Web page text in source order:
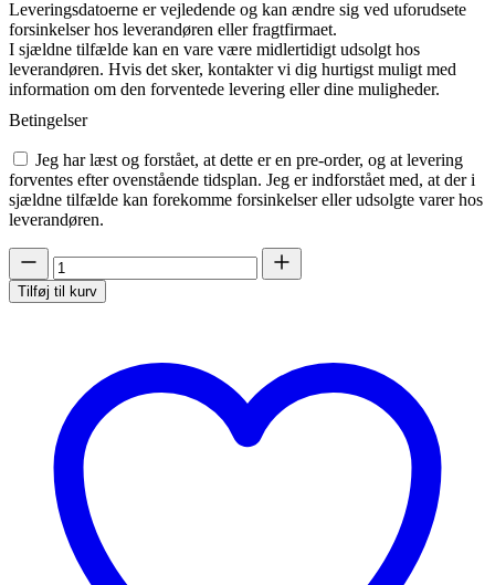
Leveringsdatoerne er vejledende og kan ændre sig ved uforudsete
forsinkelser hos leverandøren eller fragtfirmaet.
I sjældne tilfælde kan en vare være midlertidigt udsolgt hos
leverandøren. Hvis det sker, kontakter vi dig hurtigst muligt med
information om den forventede levering eller dine muligheder.
Betingelser
Jeg har læst og forstået, at dette er en pre-order, og at levering
forventes efter ovenstående tidsplan. Jeg er indforstået med, at der i
sjældne tilfælde kan forekomme forsinkelser eller udsolgte varer hos
leverandøren.
Caress-
408
(Bestilles)
Tilføj til kurv